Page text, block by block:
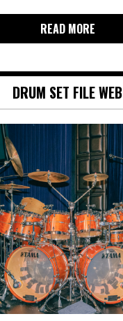
READ MORE
DRUM SET FILE WEB